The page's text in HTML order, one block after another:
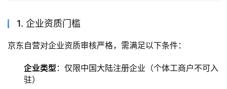
1. 企业资质门槛
京东自营对企业资质审核严格，需满足以下条件：
企业类型 ：仅限中国大陆注册企业（个体工商户不可入
驻）